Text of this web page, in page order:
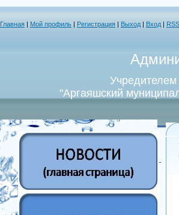
Главная Мой профиль Регистрация Выход Вход RSS
"Аргаяшский